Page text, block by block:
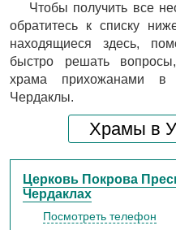
Чтобы получить все
обратитесь к списку
находящиеся здесь,
быстро решать
храма прихожанами в
Чердаклы.
Храмы в
Церковь Покрова
Чердаклах
Посмотреть телефон